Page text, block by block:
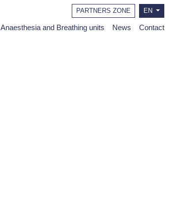
PARTNERS ZONE EN
Anaesthesia and Breathing units News Contact